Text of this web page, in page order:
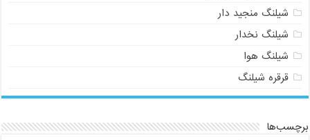
شیلنگ منجید دار
شیلنگ نخدار
شیلنگ هوا
قرقره شیلنگ
برچسب‌ها